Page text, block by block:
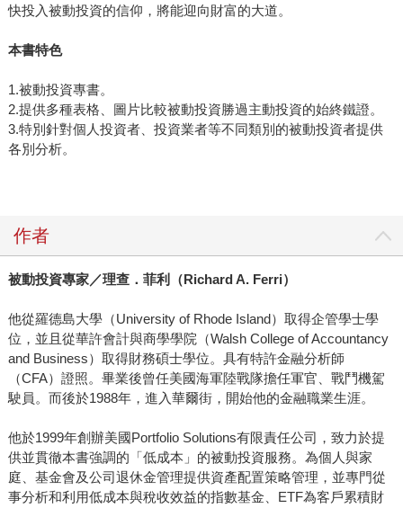
快投入被動投資的信仰，將能迎向財富的大道。
本書特色
1.被動投資專書。
2.提供多種表格、圖片比較被動投資勝過主動投資的始終鐵證。
3.特別針對個人投資者、投資業者等不同類別的被動投資者提供
各別分析。
作者
被動投資專家／理查．菲利（Richard A. Ferri）
他從羅德島大學（University of Rhode Island）取得企管學士學
位，並且從華許會計與商學學院（Walsh College of Accountancy
and Business）取得財務碩士學位。具有特許金融分析師
（CFA）證照。畢業後曾任美國海軍陸戰隊擔任軍官、戰鬥機駕
駛員。而後於1988年，進入華爾街，開始他的金融職業生涯。
他於1999年創辦美國Portfolio Solutions有限責任公司，致力於提
供並貫徹本書強調的「低成本」的被動投資服務。為個人與家
庭、基金會及公司退休金管理提供資產配置策略管理，並專門從
事分析和利用低成本與稅收效益的指數基金、ETF為客戶累積財